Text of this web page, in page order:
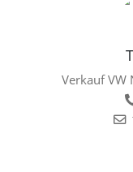
Verkauf VW